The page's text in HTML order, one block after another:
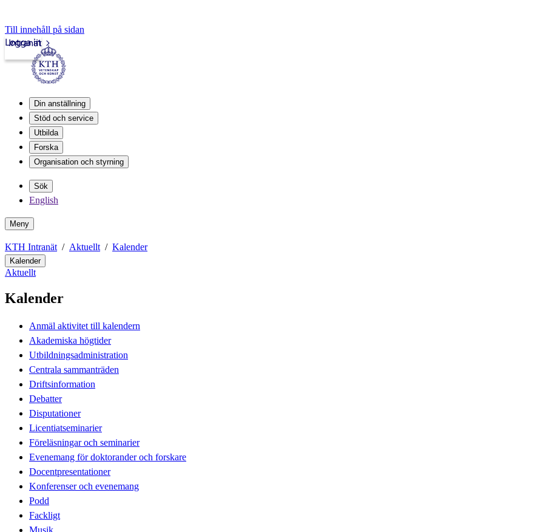
Till innehåll på sidan
Intranät
Logga in
Din anställning
Stöd och service
Utbilda
Forska
Organisation och styrning
Sök
English
Meny
KTH Intranät Aktuellt Kalender
Kalender
Aktuellt
Kalender
Anmäl aktivitet till kalendern
Akademiska högtider
Utbildningsadministration
Centrala sammanträden
Driftsinformation
Debatter
Disputationer
Licentiatseminarier
Föreläsningar och seminarier
Evenemang för doktorander och forskare
Docentpresentationer
Konferenser och evenemang
Podd
Fackligt
Musik